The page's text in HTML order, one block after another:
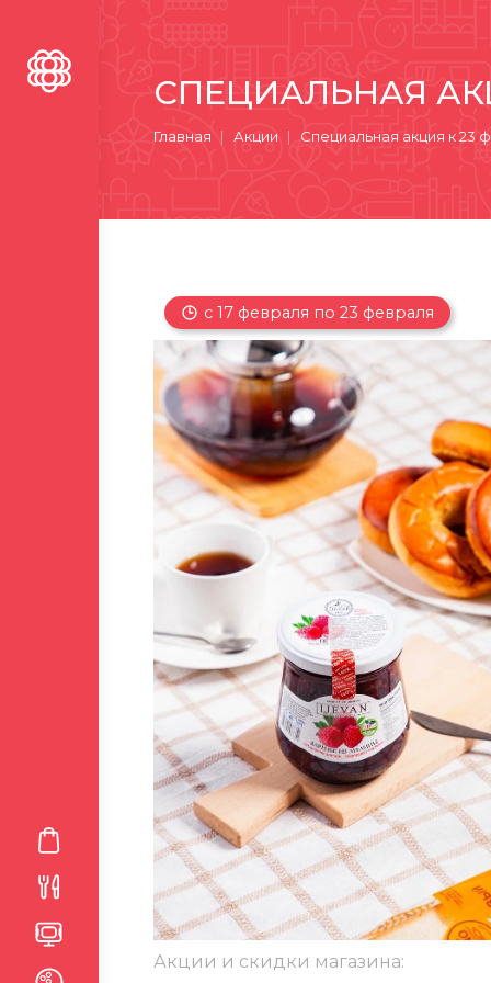
СПЕЦИАЛЬНАЯ
Главная Акции Специальная акция к 23
с 17 февраля по 23 февраля
Акции и скидки магазина: